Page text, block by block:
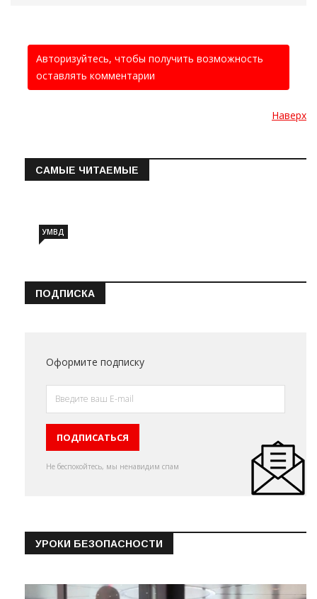
Авторизуйтесь, чтобы получить возможность
оставлять комментарии
Наверх
САМЫЕ ЧИТАЕМЫЕ
УМВД
ПОДПИСКА
Оформите подписку
Не беспокойтесь, мы ненавидим спам
УРОКИ БЕЗОПАСНОСТИ